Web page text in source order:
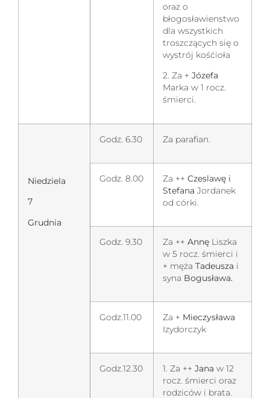
oraz o
błogosławienstwo
dla wszystkich
troszczących się o
wystrój kośćioła
2. Za + Józefa
Marka w 1 rocz.
śmierci.
Niedziela
7
Grudnia
Godz. 6.30 Za parafian.
Godz. 8.00 Za ++ Czeslawę i
Stefana Jordanek
od córki.
Godz. 9.30 Za ++ Annę Liszka
w 5 rocz. śmierci i
+ męża Tadeusza i
syna Bogusława.
Godz.11.00 Za + Mieczysława
Izydorczyk
Godz.12.30 1. Za ++ Jana w 12
rocz. śmierci oraz
rodziców i brata.